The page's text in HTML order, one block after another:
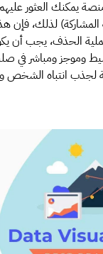
يمكنك العثور
لذلك، فإن
الحذف، يجب أن
وموجز ​​ومباشر في
لجذب انتباه الشخص